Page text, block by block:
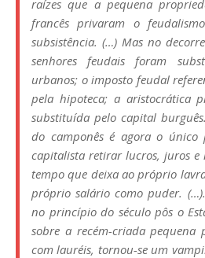
raízes que a pequena
francês privaram o
subsistência. (…) Mas no
senhores feudais foram
urbanos; o imposto feudal
pela hipoteca; a aristocrática
substituída pelo capital
do camponês é agora o único
capitalista retirar lucros, juros e
tempo que deixa ao próprio
próprio salário como puder.
no princípio do século pôs o
sobre a recém-criada pequena
com lauréis, tornou-se um